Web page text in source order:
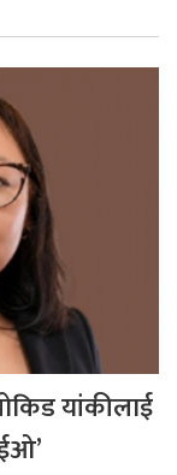
यांकीलाई